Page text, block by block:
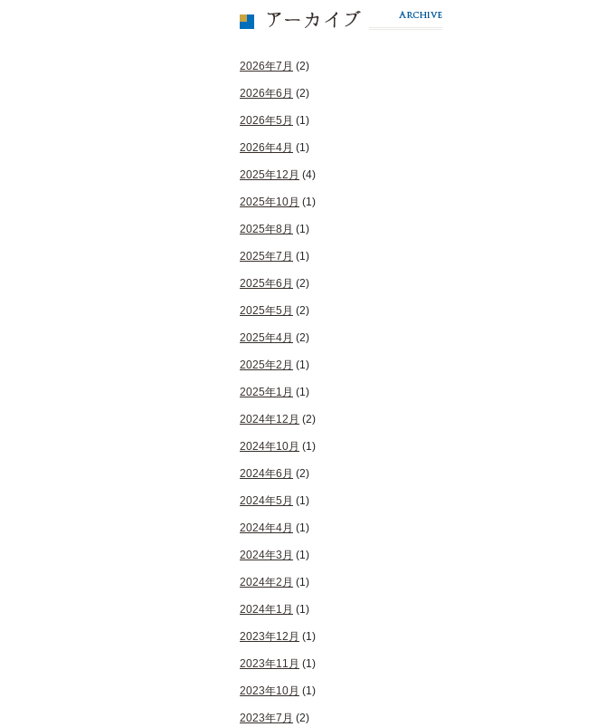
2026年7月 (2)
2026年6月 (2)
2026年5月 (1)
2026年4月 (1)
2025年12月 (4)
2025年10月 (1)
2025年8月 (1)
2025年7月 (1)
2025年6月 (2)
2025年5月 (2)
2025年4月 (2)
2025年2月 (1)
2025年1月 (1)
2024年12月 (2)
2024年10月 (1)
2024年6月 (2)
2024年5月 (1)
2024年4月 (1)
2024年3月 (1)
2024年2月 (1)
2024年1月 (1)
2023年12月 (1)
2023年11月 (1)
2023年10月 (1)
2023年7月 (2)